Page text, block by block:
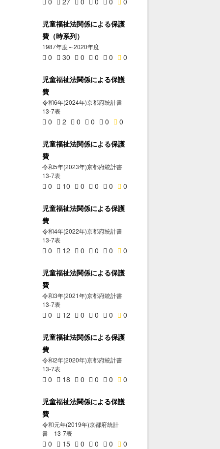
児童福祉法関係による保護
費（時系列）
1987年度～2020年度
0 30 0 0 0 0
児童福祉法関係による保護
費
令和6年(2024年)京都府統計書
13-7表
0 2 0 0 0 0
児童福祉法関係による保護
費
令和5年(2023年)京都府統計書
13-7表
0 10 0 0 0 0
児童福祉法関係による保護
費
令和4年(2022年)京都府統計書
13-7表
0 12 0 0 0 0
児童福祉法関係による保護
費
令和3年(2021年)京都府統計書
13-7表
0 12 0 0 0 0
児童福祉法関係による保護
費
令和2年(2020年)京都府統計書
13-7表
0 18 0 0 0 0
児童福祉法関係による保護
費
令和元年(2019年)京都府統計
書 13-7表
0 15 0 0 0 0